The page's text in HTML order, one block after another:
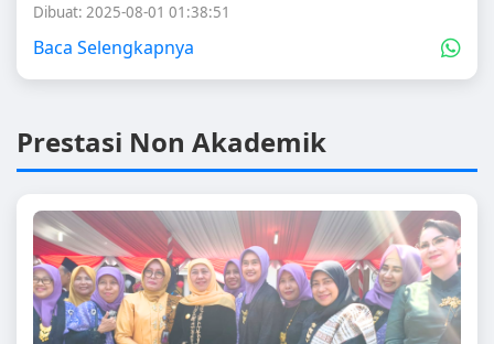
Dibuat: 2025-08-01 01:38:51
Baca Selengkapnya
Prestasi Non Akademik